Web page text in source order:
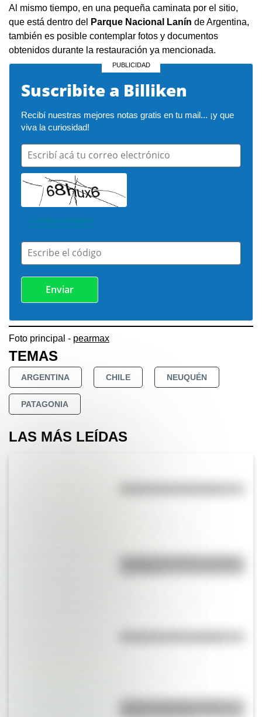
Al mismo tiempo, en una pequeña caminata por el sitio,
que está dentro del
Parque Nacional Lanín de Argentina,
también es posible contemplar fotos y documentos
obtenidos durante la restauración ya mencionada.
Suscribite a Billiken
Recibí nuestras mejores notas gratis en tu mail... ¡y que
viva la curiosidad!
Escribí acá tu correo electrónico
Cambiar imagen
Escribe el código
Foto principal - pearmax
TEMAS
ARGENTINA CHILE NEUQUÉN
PATAGONIA
LAS MÁS LEÍDAS
Bandera de Bolivia: historia,